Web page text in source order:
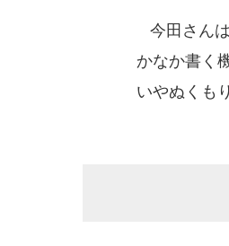
今田さん
かなか書く
いやぬくも